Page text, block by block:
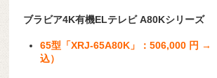
ブラビア4K有機ELテレビ A80Kシリーズ
65型「XRJ-65A80K」：506,000 円
込）